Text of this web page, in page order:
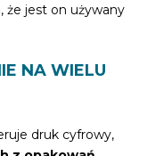
że jest on używany
NA WIELU
druk cyfrowy,